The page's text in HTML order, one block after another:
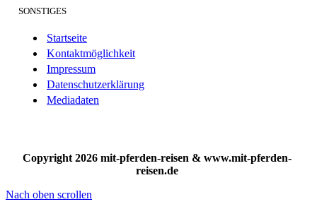
SONSTIGES
Startseite
Kontaktmöglichkeit
Impressum
Datenschutzerklärung
Mediadaten
Copyright 2026 mit-pferden-reisen & www.mit-pferden-
reisen.de
Nach oben scrollen